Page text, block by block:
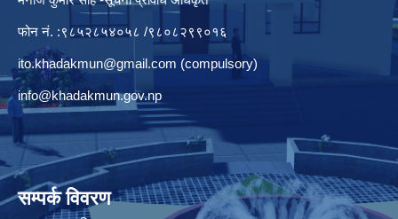
फोन नं. :९८५२८५४०५८ /९८०८२९९०१६
ito.khadakmun@gmail.com (compulsory)
info@khadakmun.gov.np
सम्पर्क विवरण